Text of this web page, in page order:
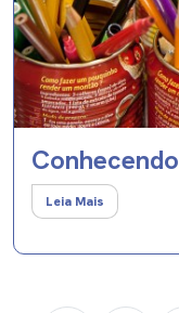
Leia Mais